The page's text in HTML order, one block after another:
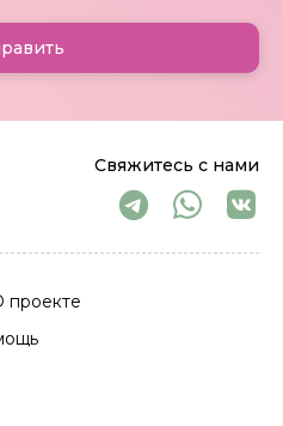
Свяжитесь с нами
проекте